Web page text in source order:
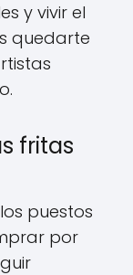
y vivir el
quedarte
fritas
puestos
por